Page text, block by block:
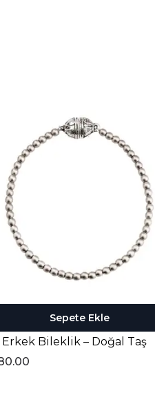
Sepete Ekle
Bileklik – Doğal Taş